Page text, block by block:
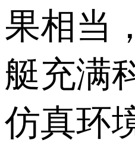
果相当
艇充满
仿真环